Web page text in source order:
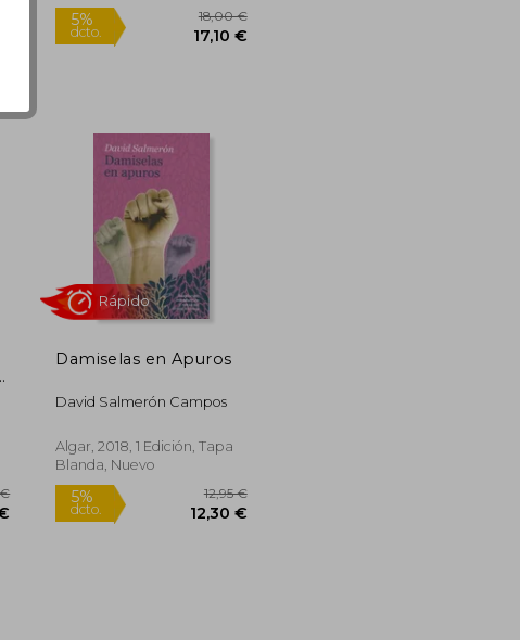
12,19 €
11,58 €
5%
dcto.
Damiselas en Apuros
David Salmerón Campos
Algar, 2018, 1 Edición, Tapa
Blanda, Nuevo